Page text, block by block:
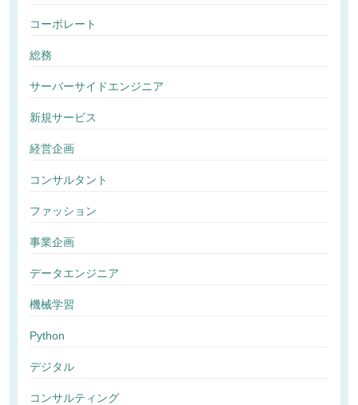
コーポレート
総務
サーバーサイドエンジニア
新規サービス
経営企画
コンサルタント
ファッション
事業企画
データエンジニア
機械学習
Python
デジタル
コンサルティング